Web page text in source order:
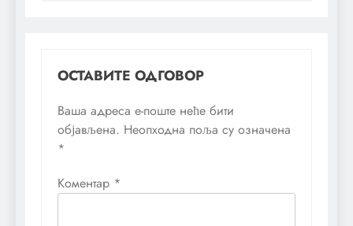
ОСТАВИТЕ ОДГОВОР
Ваша адреса е-поште неће бити
објављена. Неопходна поља су означена
*
Коментар *